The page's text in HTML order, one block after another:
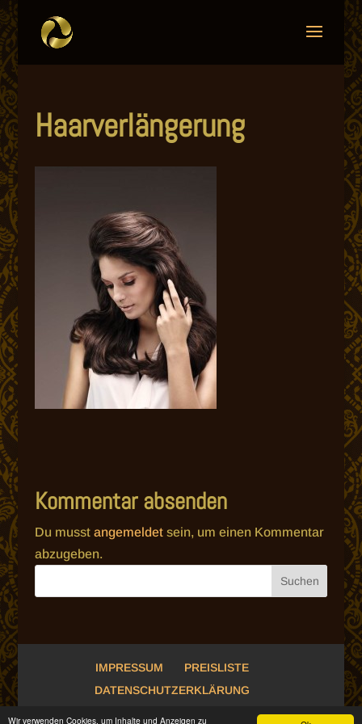
Wir verwenden Cookies, um Inhalte und Anzeigen zu
Haarverlängerung
Kommentar absenden
Du musst angemeldetsein, um einen Kommentar
abzugeben.
IMPRESSUM
PREISLISTE
DATENSCHUTZERKLÄRUNG